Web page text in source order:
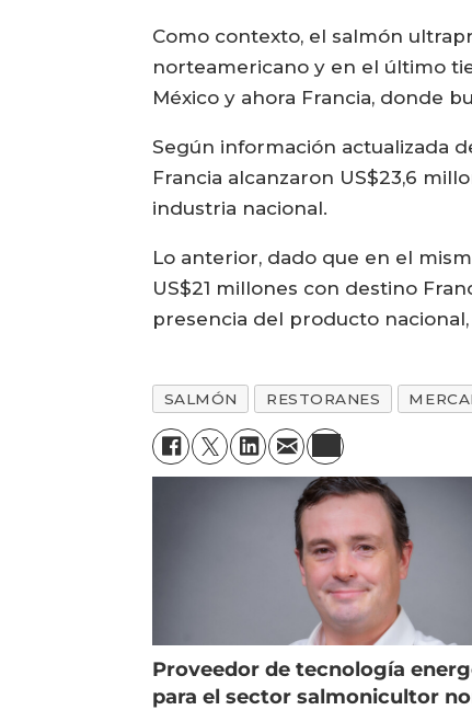
Como contexto, el salmón
norteamericano y en el último
México y ahora Francia, donde
Según información actualizada
Francia alcanzaron US$23,6
industria nacional.
Lo anterior, dado que en el
US$21 millones con destino
presencia del producto
SALMÓN RESTORANES
Proveedor de tecnología
para el sector salmonicultor